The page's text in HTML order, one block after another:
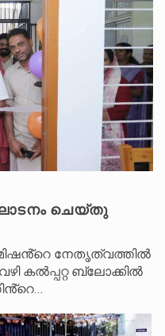
ചെയ്തു
മിഷൻ്റെ നേതൃത്വത്തിൽ
കൽപ്പറ്റ ബ്ലോക്കിൽ